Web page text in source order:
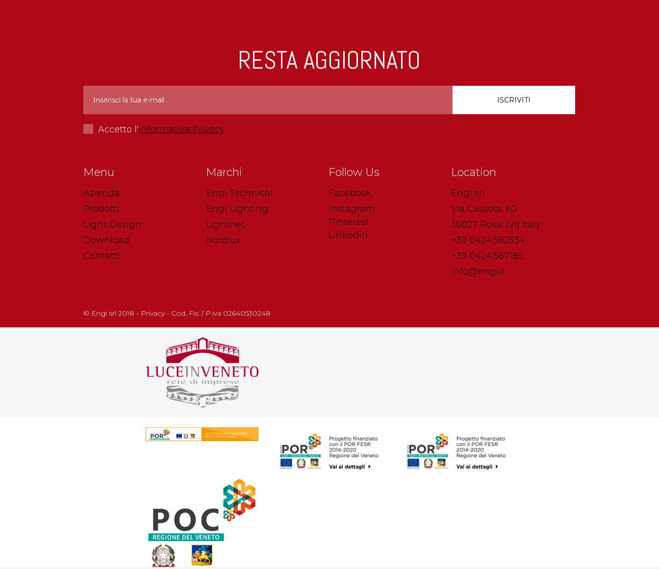
RESTA AGGIORNATO
Accetto l'informativa Privacy
Menu
Azienda
Prodotti
Light Design
Download
Contatti
Marchi
Engi Technical
Engi Lighting
Lightnet
Nordlux
Follow Us
Facebook
Instagram
Pinterest
Linkedin
Location
Engi srl
Via Cassola, 60
36027 Rosà' (VI) Italy
+39 0424.582534
+39 0424.587185
info@engi.it
© Engi srl 2018 - Privacy - Cod. Fis. / P.iva 02640530248